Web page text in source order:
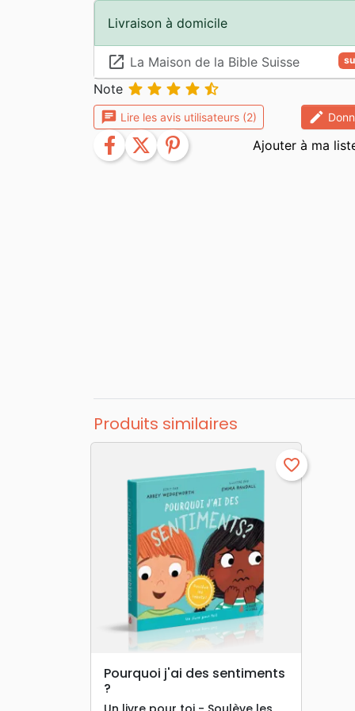
Livraison à domicile
launch La Maison de la Bible Suisse
Note     
chat Lire les avis utilisateurs (2) edit
facebook twitter pinterest
Produits similaires
search APERÇU RAPIDE
favorite_border
Pourquoi j'ai des sentiments
?